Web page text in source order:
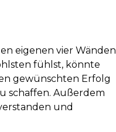
eigenen vier Wänden
fühlst, könnte
gewünschten Erfolg
schaffen. Außerdem
und